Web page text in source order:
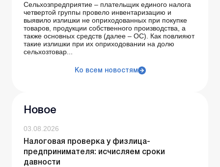
Сельхозпредприятие – плательщик единого налога
четвертой группы провело инвентаризацию и
выявило излишки не оприходованных при покупке
товаров, продукции собственного производства, а
также основных средств (далее – ОС). Как повлияют
такие излишки при их оприходовании на долю
сельхозтовар...
Ко всем новостям
Новое
03.08.2026
Налоговая проверка у физлица-
предпринимателя: исчисляем сроки
давности